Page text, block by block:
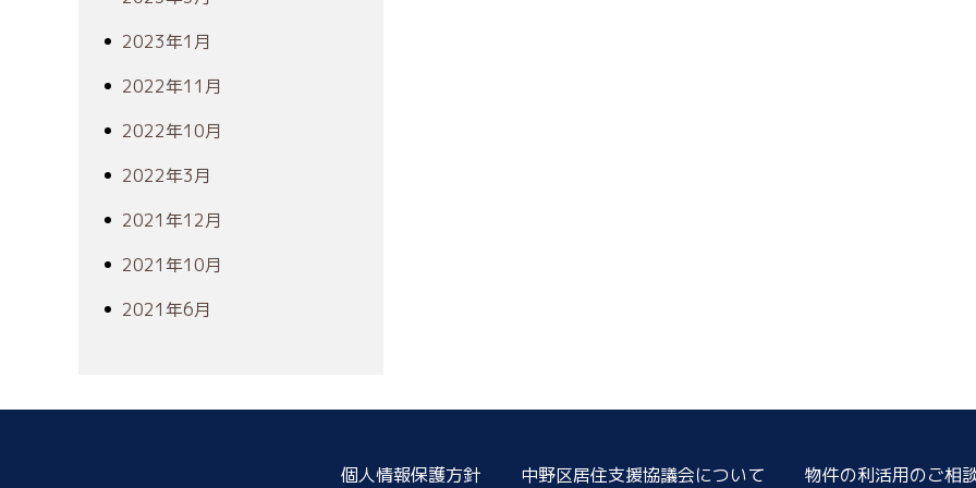
2023年1月
2022年11月
2022年10月
2022年3月
2021年12月
2021年10月
2021年6月
個人情報保護方針 中野区居住支援協議会について 物件の利活用のご相